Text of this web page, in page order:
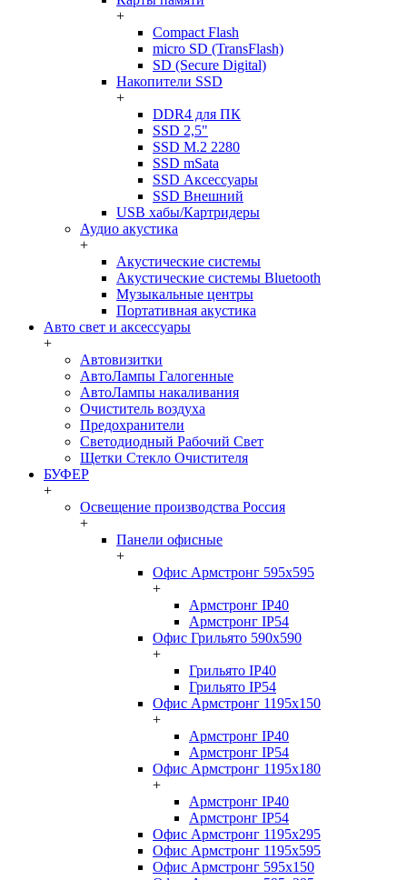
+
Compact Flash
micro SD (TransFlash)
SD (Secure Digital)
Накопители SSD
+
DDR4 для ПК
SSD 2,5"
SSD M.2 2280
SSD mSata
SSD Аксессуары
SSD Внешний
USB хабы/Картридеры
Аудио акустика
+
Акустические системы
Акустические системы Bluetooth
Музыкальные центры
Портативная акустика
Авто свет и аксессуары
+
Автовизитки
АвтоЛампы Галогенные
АвтоЛампы накаливания
Очиститель воздуха
Предохранители
Светодиодный Рабочий Свет
Щетки Стекло Очистителя
БУФЕР
+
Освещение производства Россия
+
Панели офисные
+
Офис Армстронг 595x595
+
Армстронг IP40
Армстронг IP54
Офис Грильято 590x590
+
Грильято IP40
Грильято IP54
Офис Армстронг 1195x150
+
Армстронг IP40
Армстронг IP54
Офис Армстронг 1195x180
+
Армстронг IP40
Армстронг IP54
Офис Армстронг 1195x295
Офис Армстронг 1195x595
Офис Армстронг 595x150